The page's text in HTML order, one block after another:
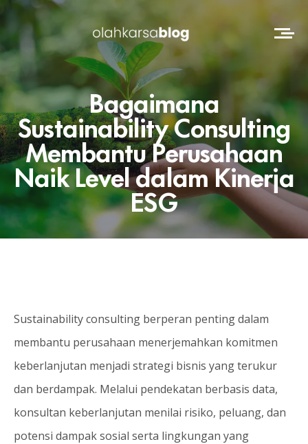
Bagaimana
Sustainability Consulting
Membantu Perusahaan
Naik Level dalam Kinerja
ESG
Sustainability consulting berperan penting dalam
membantu perusahaan menerjemahkan komitmen
keberlanjutan menjadi strategi bisnis yang terukur
dan berdampak. Melalui pendekatan berbasis data,
konsultan keberlanjutan menilai risiko, peluang, dan
potensi dampak sosial serta lingkungan yang